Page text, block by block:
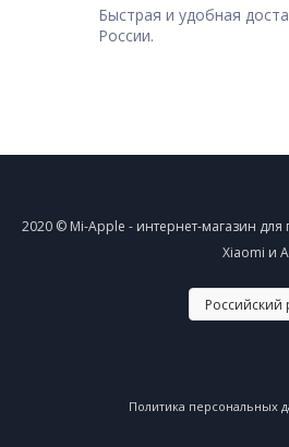
Быстрая и удобная
России.
2020 © Mi-Apple - интернет-магазин
Xiaomi и
Политика персональных